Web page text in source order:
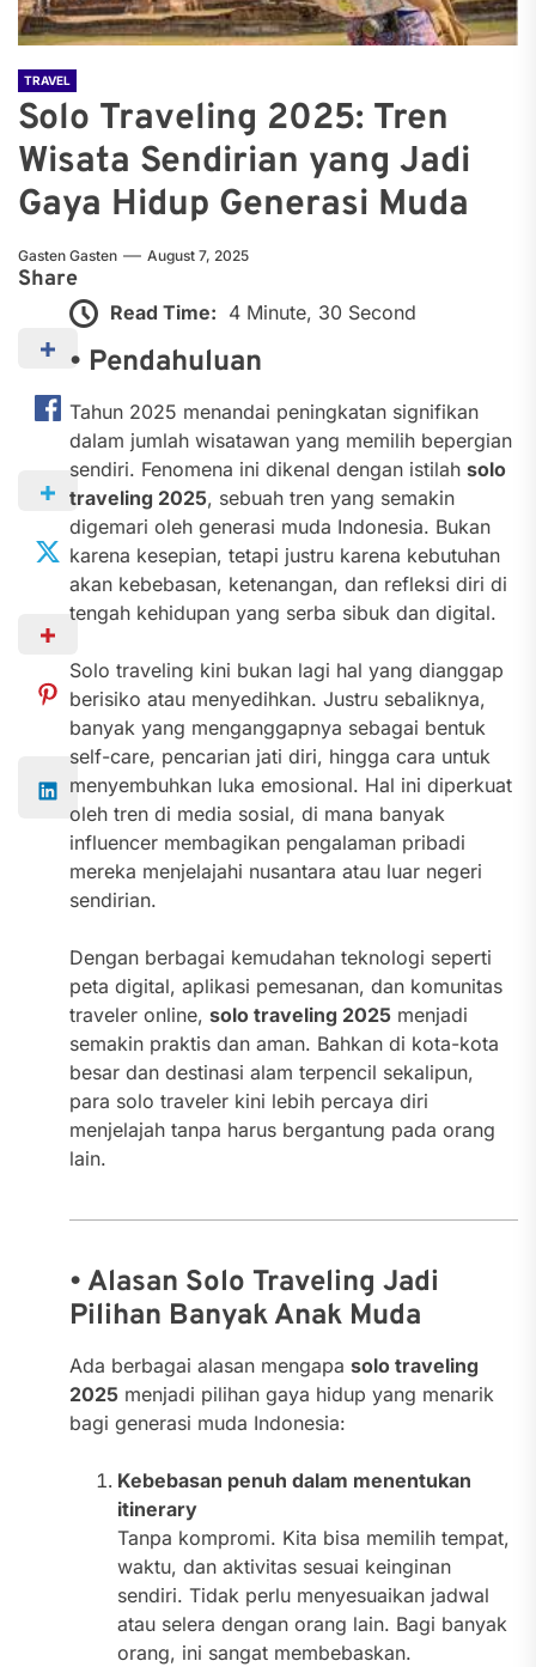
TRAVEL
Solo Traveling 2025: Tren
Wisata Sendirian yang Jadi
Gaya Hidup Generasi Muda
Gasten Gasten August 7, 2025
Share
Read Time: 4 Minute, 30 Second
• Pendahuluan
Tahun 2025 menandai peningkatan signifikan
dalam jumlah wisatawan yang memilih bepergian
sendiri. Fenomena ini dikenal dengan istilah solo
traveling 2025, sebuah tren yang semakin
digemari oleh generasi muda Indonesia. Bukan
karena kesepian, tetapi justru karena kebutuhan
akan kebebasan, ketenangan, dan refleksi diri di
tengah kehidupan yang serba sibuk dan digital.
Solo traveling kini bukan lagi hal yang dianggap
berisiko atau menyedihkan. Justru sebaliknya,
banyak yang menganggapnya sebagai bentuk
self-care, pencarian jati diri, hingga cara untuk
menyembuhkan luka emosional. Hal ini diperkuat
oleh tren di media sosial, di mana banyak
influencer membagikan pengalaman pribadi
mereka menjelajahi nusantara atau luar negeri
sendirian.
Dengan berbagai kemudahan teknologi seperti
peta digital, aplikasi pemesanan, dan komunitas
traveler online, solo traveling 2025menjadi
semakin praktis dan aman. Bahkan di kota-kota
besar dan destinasi alam terpencil sekalipun,
para solo traveler kini lebih percaya diri
menjelajah tanpa harus bergantung pada orang
lain.
• Alasan Solo Traveling Jadi
Pilihan Banyak Anak Muda
Ada berbagai alasan mengapa solo traveling
2025menjadi pilihan gaya hidup yang menarik
bagi generasi muda Indonesia:
Kebebasan penuh dalam menentukan
itinerary
Tanpa kompromi. Kita bisa memilih tempat,
waktu, dan aktivitas sesuai keinginan
sendiri. Tidak perlu menyesuaikan jadwal
atau selera dengan orang lain. Bagi banyak
orang, ini sangat membebaskan.